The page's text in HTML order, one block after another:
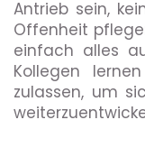
Antrieb sein,
Offenheit
einfach alles
Kollegen
zulassen, um